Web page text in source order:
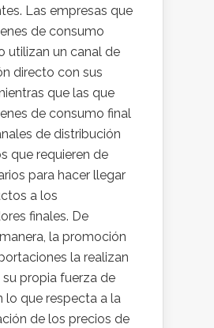
Las empresas que
de consumo
utilizan un canal de
directo con sus
que las que
de consumo final
de distribución
que requieren de
para hacer llegar
a los
finales. De
la promoción
la realizan
propia fuerza de
lo que respecta a la
de los precios de